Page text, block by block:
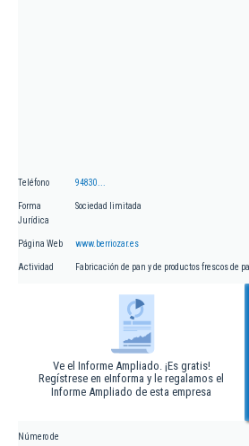
Teléfono 94830...
Forma
Jurídica
Sociedad limitada
Página Web www.berriozar.es
Actividad Fabricación de pan y de productos frescos de
Ve el Informe Ampliado. ¡Es gratis!
Regístrese en eInforma y le regalamos el
Informe Ampliado de esta empresa
Número de